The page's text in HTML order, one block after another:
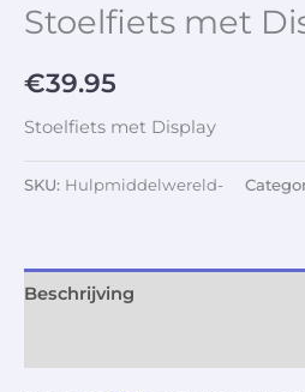
Stoelfiets met
€39.95
Stoelfiets met Display
SKU: Hulpmiddelwereld-
Beschrijving